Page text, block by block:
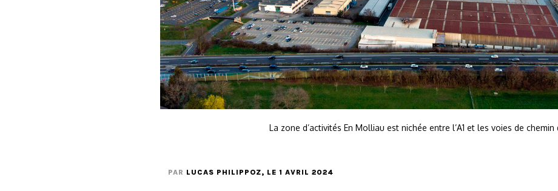
La zone d’activités En Molliau est nichée entre l’A1 et les voies de
PAR LUCAS PHILIPPOZ, LE 1 AVRIL 2024